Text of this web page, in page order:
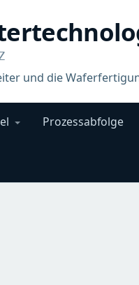
und die
Prozessabfolge